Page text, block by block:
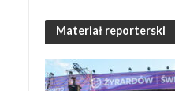
Materiał reporterski